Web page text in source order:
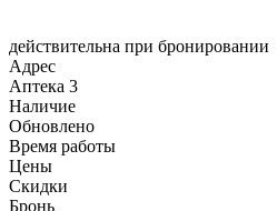
действительна при бронировании
Адрес
Аптека 3
Наличие
Обновлено
Время работы
Цены
Скидки
Бронь